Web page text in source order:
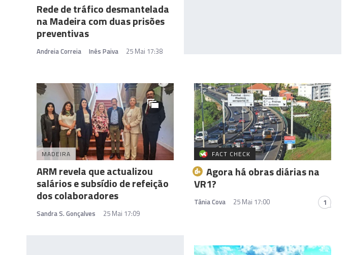
Rede de tráfico desmantelada
na Madeira com duas prisões
preventivas
Andreia Correia Inês Paiva 25 Mai 17:38
MADEIRA
ARM revela que actualizou
salários e subsídio de refeição
dos colaboradores
Sandra S. Gonçalves 25 Mai 17:09
FACT CHECK
Agora há obras diárias na
VR1?
Tânia Cova 25 Mai 17:00 1